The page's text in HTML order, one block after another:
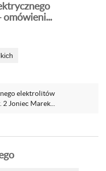
elektrolitów
Joniec Marek...